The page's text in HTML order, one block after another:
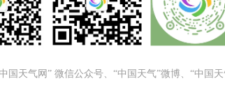
国天气网” 微信公众号、“中国天气”微博、“中国